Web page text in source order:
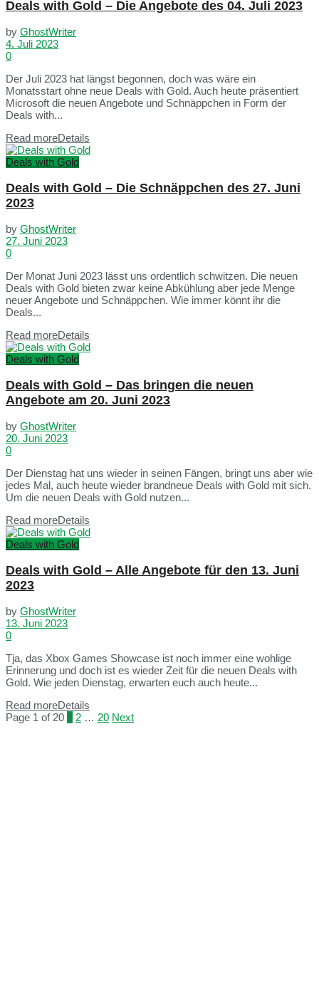
Deals with Gold – Die Angebote des 04. Juli 2023
by GhostWriter
4. Juli 2023
0
Der Juli 2023 hat längst begonnen, doch was wäre ein
Monatsstart ohne neue Deals with Gold. Auch heute präsentiert
Microsoft die neuen Angebote und Schnäppchen in Form der
Deals with...
Read moreDetails
Deals with Gold
Deals with Gold – Die Schnäppchen des 27. Juni
2023
by GhostWriter
27. Juni 2023
0
Der Monat Juni 2023 lässt uns ordentlich schwitzen. Die neuen
Deals with Gold bieten zwar keine Abkühlung aber jede Menge
neuer Angebote und Schnäppchen. Wie immer könnt ihr die
Deals...
Read moreDetails
Deals with Gold
Deals with Gold – Das bringen die neuen
Angebote am 20. Juni 2023
by GhostWriter
20. Juni 2023
0
Der Dienstag hat uns wieder in seinen Fängen, bringt uns aber wie
jedes Mal, auch heute wieder brandneue Deals with Gold mit sich.
Um die neuen Deals with Gold nutzen...
Read moreDetails
Deals with Gold
Deals with Gold – Alle Angebote für den 13. Juni
2023
by GhostWriter
13. Juni 2023
0
Tja, das Xbox Games Showcase ist noch immer eine wohlige
Erinnerung und doch ist es wieder Zeit für die neuen Deals with
Gold. Wie jeden Dienstag, erwarten euch auch heute...
Read moreDetails
Page 1 of 20 1 2 … 20 Next